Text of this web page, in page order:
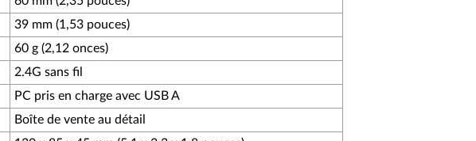
39 mm (1,53 pouces)
60 g (2,12 onces)
2.4G sans fil
PC pris en charge avec USB A
Boîte de vente au détail